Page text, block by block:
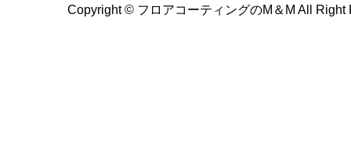
Copyright © フロアコーティングのM＆M All Right